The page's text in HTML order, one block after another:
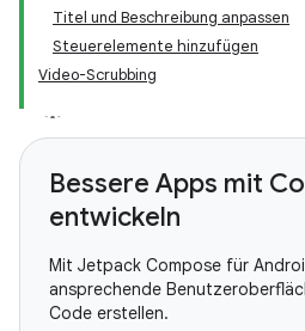
Titel und Beschreibung anpassen
Steuerelemente hinzufügen
Video-Scrubbing
Bessere Apps mit
entwickeln
Mit Jetpack Compose für
ansprechende
Code erstellen.